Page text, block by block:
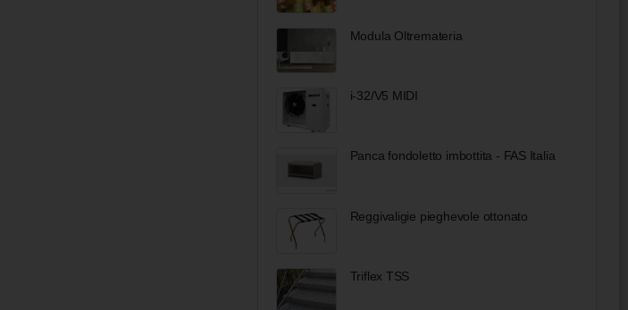
Modula Oltremateria
i-32/V5 MIDI
Panca fondoletto imbottita - FAS Italia
Reggivaligie pieghevole ottonato
Triflex TSS